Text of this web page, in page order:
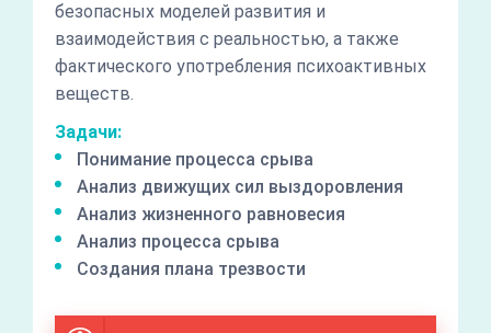
безопасных моделей развития и
взаимодействия с реальностью, а также
фактического употребления психоактивных
веществ.
Задачи:
Понимание процесса срыва
Анализ движущих сил выздоровления
Анализ жизненного равновесия
Анализ процесса срыва
Создания плана трезвости